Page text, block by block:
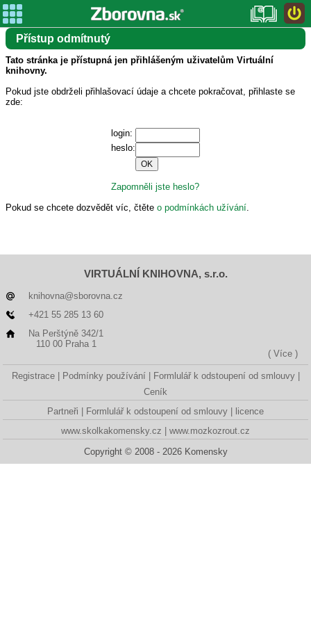
Přístup odmítnutý
Tato stránka je přístupná jen přihlášeným uživatelům Virtuální
knihovny.
Pokud jste obdrželi přihlašovací údaje a chcete pokračovat, přihlaste se
zde:
login:
heslo:
Zapomněli jste heslo?
Pokud se chcete dozvědět víc, čtěte o podmínkách užívání.
VIRTUÁLNÍ KNIHOVNA, s.r.o.
knihovna@sborovna.cz
+421 55 285 13 60
Na Perštýně 342/1
110 00 Praha 1
( Více )
Registrace Podmínky používání
Formlulář k odstoupení od smlouvy
Ceník
Partneři
Formlulář k odstoupení od smlouvy
licence
www.skolkakomensky.cz
www.mozkozrout.cz
Copyright © 2008 - 2026 Komensky